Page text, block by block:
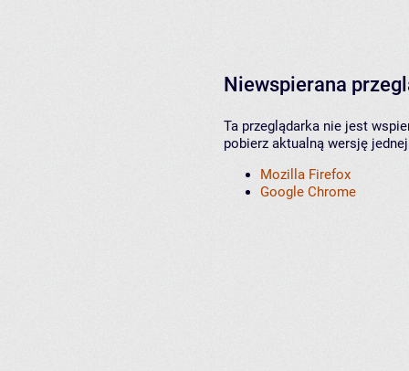
Niewspierana
Ta przeglądarka nie jest
pobierz aktualną wersję
Mozilla Firefox
Google Chrome